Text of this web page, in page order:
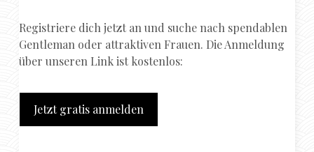
Registriere dich jetzt an und suche nach spendablen
Gentleman oder attraktiven Frauen. Die Anmeldung
über unseren Link ist kostenlos:
Jetzt gratis anmelden